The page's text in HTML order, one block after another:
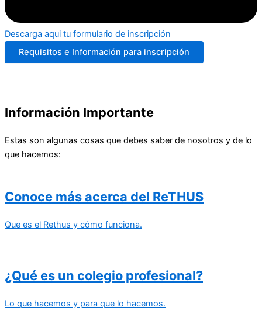
Descarga aqui tu formulario de inscripción
Requisitos e Información para inscripción
Información Importante
Estas son algunas cosas que debes saber de nosotros y de lo
que hacemos:
Conoce más acerca del ReTHUS
Que es el Rethus y cómo funciona.
¿Qué es un colegio profesional?
Lo que hacemos y para que lo hacemos.